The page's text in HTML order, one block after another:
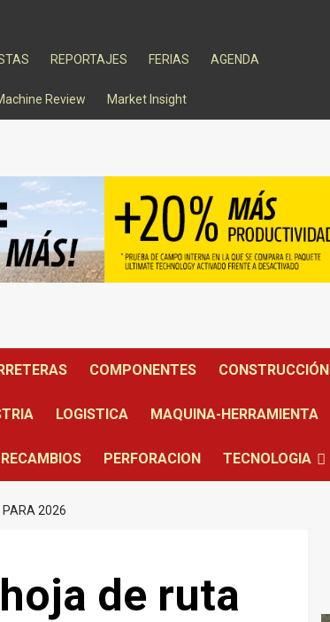
REPORTAJES FERIAS AGENDA
Review Market Insight
COMPONENTES CONSTRUCCIÓN
LOGISTICA MAQUINA-HERRAMIENTA
RECAMBIOS PERFORACION TECNOLOGIA
PARA 2026
de ruta